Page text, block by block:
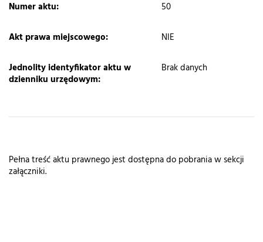
Numer aktu: 50
Akt prawa miejscowego: NIE
Jednolity identyfikator aktu w
dzienniku urzędowym:
Brak danych
Pełna treść aktu prawnego jest dostępna do pobrania w sekcji
załączniki.